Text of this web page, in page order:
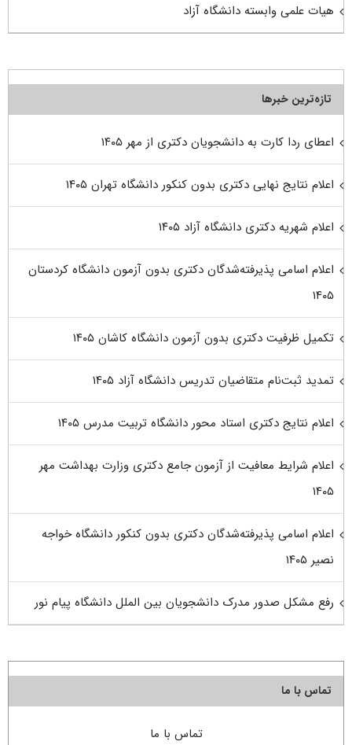
هیات علمی وابسته دانشگاه آزاد
تازه‌ترین خبرها
اعطای ردا کارت به دانشجویان دکتری از مهر ۱۴۰۵
اعلام نتایج نهایی دکتری بدون کنکور دانشگاه تهران ۱۴۰۵
اعلام شهریه دکتری دانشگاه آزاد ۱۴۰۵
اعلام اسامی پذیرفته‌شدگان دکتری بدون آزمون دانشگاه کردستان
۱۴۰۵
تکمیل ظرفیت دکتری بدون آزمون دانشگاه کاشان ۱۴۰۵
تمدید ثبت‌نام متقاضیان تدریس دانشگاه آزاد ۱۴۰۵
اعلام نتایج دکتری استاد محور دانشگاه تربیت مدرس ۱۴۰۵
اعلام شرایط معافیت از آزمون جامع دکتری وزارت بهداشت مهر
۱۴۰۵
اعلام اسامی پذیرفته‌شدگان دکتری بدون کنکور دانشگاه خواجه
نصیر ۱۴۰۵
رفع مشکل صدور مدرک دانشجویان بین الملل دانشگاه پیام نور
تماس با ما
تماس با ما